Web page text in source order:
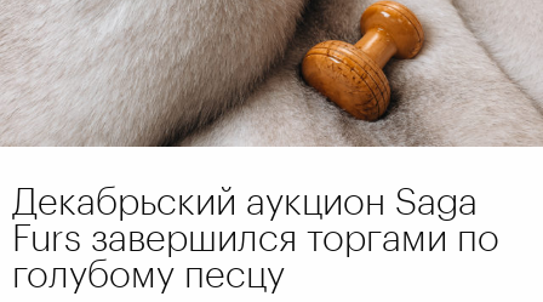
Декабрьский аукцион Saga
Furs завершился торгами по
голубому песцу